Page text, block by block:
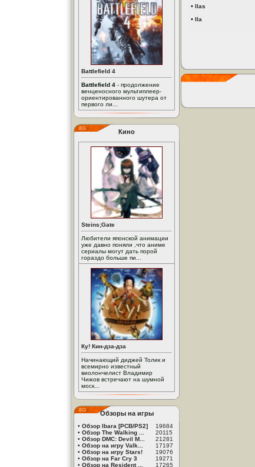
Battlefield 4
Battlefield 4 - продолжение
венценосного мультиплеер-
ориентированного шутера от
первого ли...
Кино
Steins;Gate
Любители японской анимации
уже давно поняли ,что аниме
сериалы могут дать порой
гораздо больше пи...
Ку! Кин-дза-дза
Начинающий диджей Толик и
всемирно известный
виолончелист Владимир
Чижов встречают на шумной
моск...
Обзоры на игры
• Обзор Ibara [PCB/PS2]
19684
• Обзор The Walking ...
20115
• Обзор DMC: Devil M...
21281
• Обзор на игру Valk...
17197
• Обзор на игру Stars!
19076
• Обзор на Far Cry 3
19271
• Обзор на Resident ... 17265
• Ilas
• Ila